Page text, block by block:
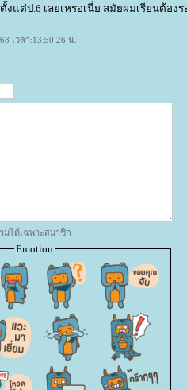
งแต่ป.6 เลยเหรอเนี่ย สมัยผมเรียนต้อ
เวลา:13:50:26 น.
มได้เฉพาะสมาชิก
Emotion